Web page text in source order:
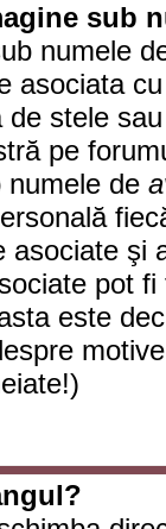
sub
numele
asociata
stele
pe
numele de
asociate şi
pot
este